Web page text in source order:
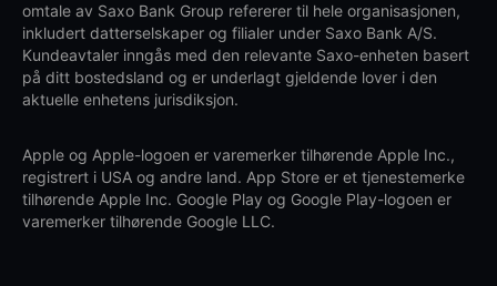
omtale av Saxo Bank Group refererer til hele organisasjonen,
inkludert datterselskaper og filialer under Saxo Bank A/S.
Kundeavtaler inngås med den relevante Saxo-enheten basert
på ditt bostedsland og er underlagt gjeldende lover i den
aktuelle enhetens jurisdiksjon.
Apple og Apple-logoen er varemerker tilhørende Apple Inc.,
registrert i USA og andre land. App Store er et tjenestemerke
tilhørende Apple Inc. Google Play og Google Play-logoen er
varemerker tilhørende Google LLC.